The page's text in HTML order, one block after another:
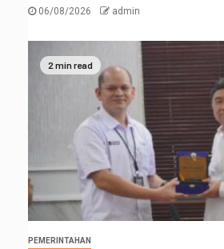
06/08/2026 admin
2 min read
PEMERINTAHAN